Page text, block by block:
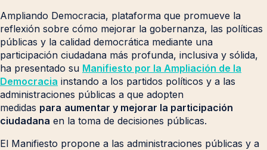
Ampliando Democracia, plataforma que promueve la
reflexión sobre cómo mejorar la gobernanza, las políticas
públicas y la calidad democrática mediante una
participación ciudadana más profunda, inclusiva y sólida,
ha presentado su Manifiesto por la Ampliación de la
Democracia instando a los partidos políticos y a las
administraciones públicas a que adopten
medidas para aumentar y mejorar la participación
ciudadana en la toma de decisiones públicas.
El Manifiesto propone a las administraciones públicas y a